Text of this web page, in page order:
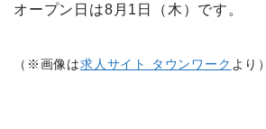
オープン日は8月1日（木）です。
（※画像は求人サイト タウンワーク より）